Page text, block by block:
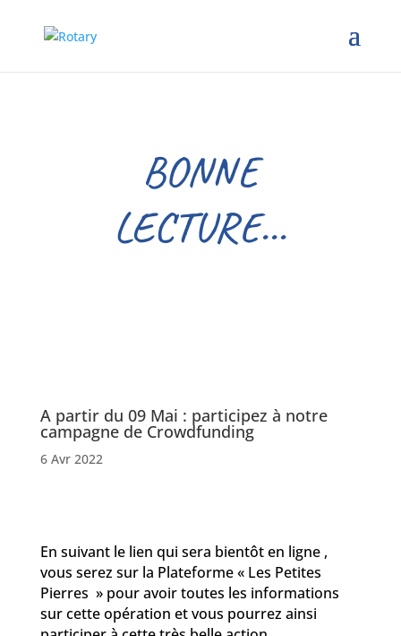
BONNE
LECTURE...
A partir du 09 Mai : participez à notre
campagne de Crowdfunding
6 Avr 2022
En suivant le lien qui sera bientôt en ligne ,
vous serez sur la Plateforme « Les Petites
Pierres » pour avoir toutes les informations
sur cette opération et vous pourrez ainsi